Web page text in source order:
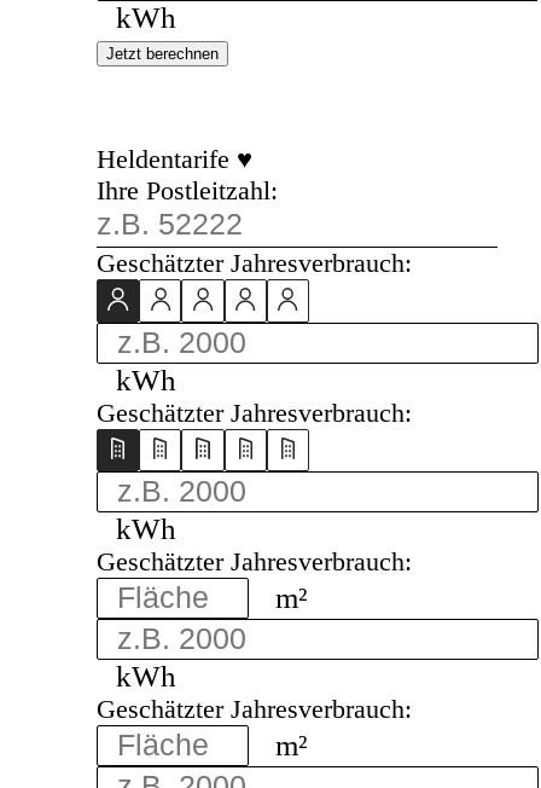
kWh
Jetzt berechnen
Heldentarife ♥
Ihre Postleitzahl:
Geschätzter Jahresverbrauch:
kWh
Geschätzter Jahresverbrauch:
kWh
Geschätzter Jahresverbrauch:
m²
kWh
Geschätzter Jahresverbrauch:
m²